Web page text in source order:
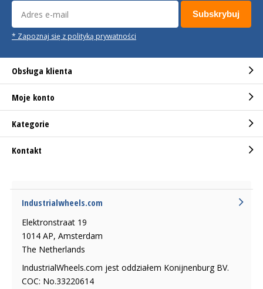
Subskrybuj
* Zapoznaj się z polityką prywatności
Obsługa klienta
Moje konto
Kategorie
Kontakt
Industrialwheels.com
Elektronstraat 19
1014 AP, Amsterdam
The Netherlands
IndustrialWheels.com jest oddziałem Konijnenburg BV.
COC: No.33220614